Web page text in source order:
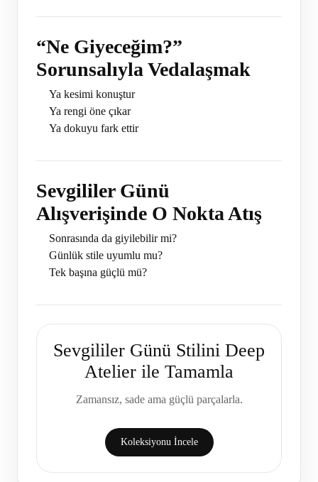
“Ne Giyeceğim?”
Sorunsalıyla Vedalaşmak
Ya kesimi konuştur
Ya rengi öne çıkar
Ya dokuyu fark ettir
Sevgililer Günü
Alışverişinde O Nokta Atış
Sonrasında da giyilebilir mi?
Günlük stile uyumlu mu?
Tek başına güçlü mü?
Sevgililer Günü Stilini Deep
Atelier ile Tamamla
Zamansız, sade ama güçlü parçalarla.
Koleksiyonu İncele